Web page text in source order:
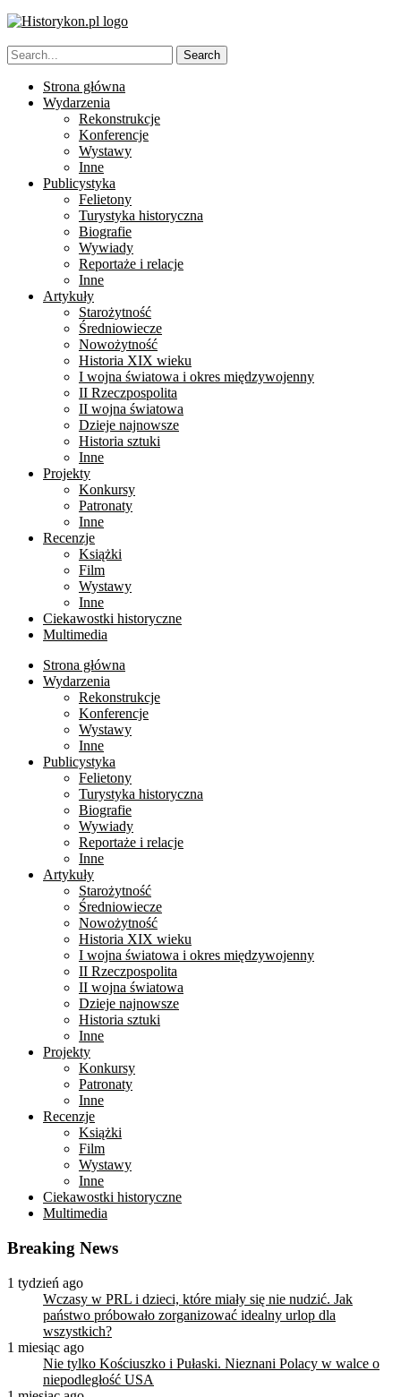
Strona główna
Wydarzenia
Rekonstrukcje
Konferencje
Wystawy
Inne
Publicystyka
Felietony
Turystyka historyczna
Biografie
Wywiady
Reportaże i relacje
Inne
Artykuły
Starożytność
Średniowiecze
Nowożytność
Historia XIX wieku
I wojna światowa i okres międzywojenny
II Rzeczpospolita
II wojna światowa
Dzieje najnowsze
Historia sztuki
Inne
Projekty
Konkursy
Patronaty
Inne
Recenzje
Książki
Film
Wystawy
Inne
Ciekawostki historyczne
Multimedia
Strona główna
Wydarzenia
Rekonstrukcje
Konferencje
Wystawy
Inne
Publicystyka
Felietony
Turystyka historyczna
Biografie
Wywiady
Reportaże i relacje
Inne
Artykuły
Starożytność
Średniowiecze
Nowożytność
Historia XIX wieku
I wojna światowa i okres międzywojenny
II Rzeczpospolita
II wojna światowa
Dzieje najnowsze
Historia sztuki
Inne
Projekty
Konkursy
Patronaty
Inne
Recenzje
Książki
Film
Wystawy
Inne
Ciekawostki historyczne
Multimedia
Breaking News
1 tydzień ago
Wczasy w PRL i dzieci, które miały się nie nudzić. Jak
państwo próbowało zorganizować idealny urlop dla
wszystkich?
1 miesiąc ago
Nie tylko Kościuszko i Pułaski. Nieznani Polacy w walce o
niepodległość USA